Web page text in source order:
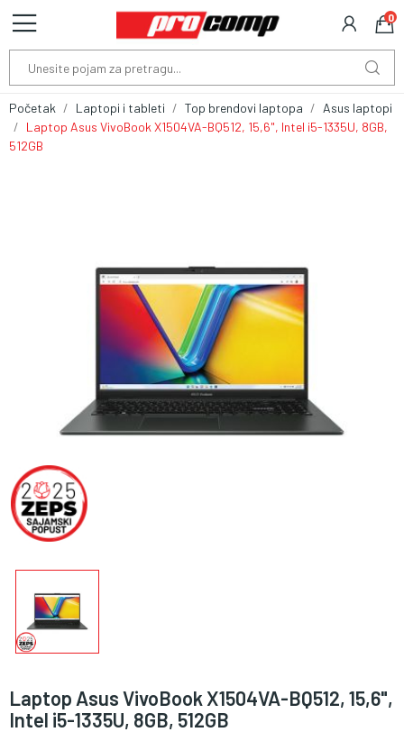
0
Početak Laptopi i tableti Top brendovi laptopa
Asus laptopi
Laptop Asus VivoBook X1504VA-BQ512, 15,6", Intel i5-1335U, 8GB,
512GB
Laptop Asus VivoBook X1504VA-BQ512, 15,6",
Intel i5-1335U, 8GB, 512GB